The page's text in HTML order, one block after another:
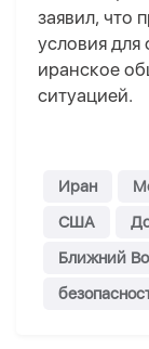
заявил, что
условия для
иранское
ситуацией.
Иран
США
Ближний